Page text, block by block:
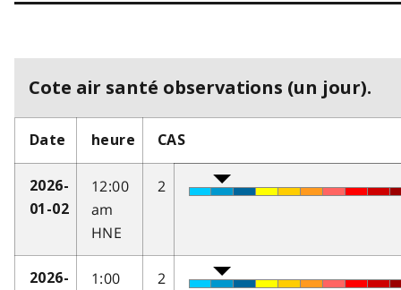
Cote air santé observations (un jour).
Date heure CAS
2026-
01-02
12:00
am
HNE
2
2026-
1:00
2